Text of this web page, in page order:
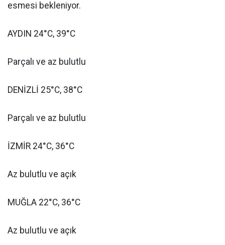
esmesi bekleniyor.
AYDIN 24°C, 39°C
Parçalı ve az bulutlu
DENİZLİ 25°C, 38°C
Parçalı ve az bulutlu
İZMİR 24°C, 36°C
Az bulutlu ve açık
MUĞLA 22°C, 36°C
Az bulutlu ve açık